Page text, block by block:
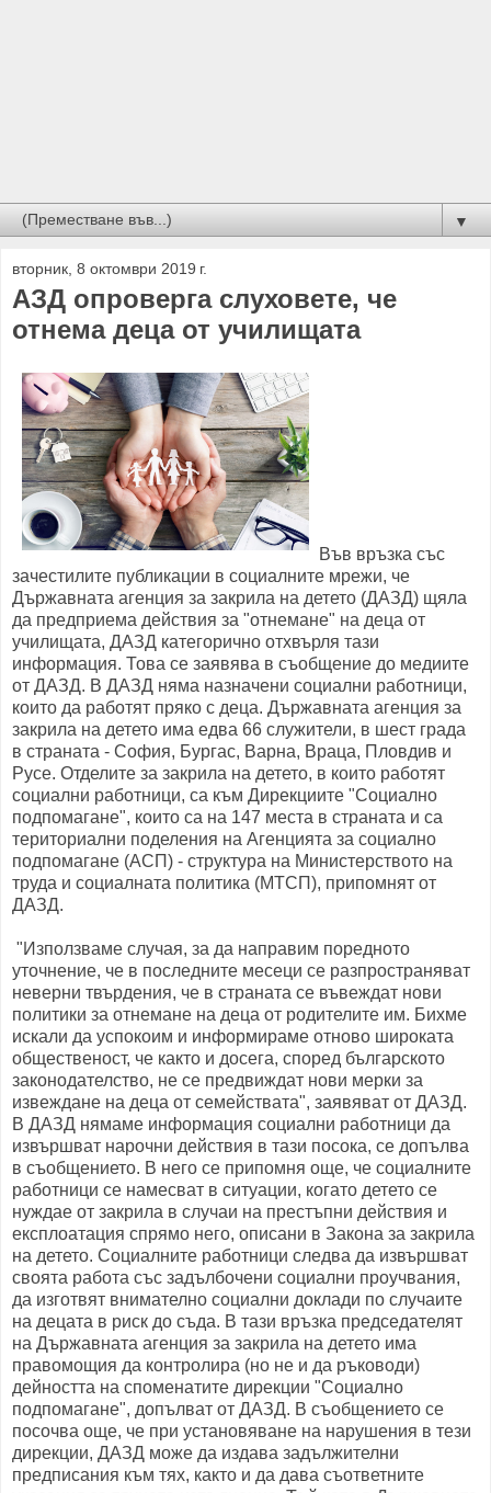
▼
вторник, 8 октомври 2019 г.
АЗД опроверга слуховете, че
отнема деца от училищата
Във връзка със
зачестилите публикации в социалните мрежи, че
Държавната агенция за закрила на детето (ДАЗД) щяла
да предприема действия за "отнемане" на деца от
училищата, ДАЗД категорично отхвърля тази
информация. Това се заявява в съобщение до медиите
от ДАЗД. В ДАЗД няма назначени социални работници,
които да работят пряко с деца. Държавната агенция за
закрила на детето има едва 66 служители, в шест града
в страната - София, Бургас, Варна, Враца, Пловдив и
Русе. Отделите за закрила на детето, в които работят
социални работници, са към Дирекциите "Социално
подпомагане", които са на 147 места в страната и са
териториални поделения на Агенцията за социално
подпомагане (АСП) - структура на Министерството на
труда и социалната политика (МТСП), припомнят от
ДАЗД.
"Използваме случая, за да направим поредното
уточнение, че в последните месеци се разпространяват
неверни твърдения, че в страната се въвеждат нови
политики за отнемане на деца от родителите им. Бихме
искали да успокоим и информираме отново широката
общественост, че както и досега, според българското
законодателство, не се предвиждат нови мерки за
извеждане на деца от семействата", заявяват от ДАЗД.
В ДАЗД нямаме информация социални работници да
извършват нарочни действия в тази посока, се допълва
в съобщението. В него се припомня още, че социалните
работници се намесват в ситуации, когато детето се
нуждае от закрила в случаи на престъпни действия и
експлоатация спрямо него, описани в Закона за закрила
на детето. Социалните работници следва да извършват
своята работа със задълбочени социални проучвания,
да изготвят внимателно социални доклади по случаите
на децата в риск до съда. В тази връзка председателят
на Държавната агенция за закрила на детето има
правомощия да контролира (но не и да ръководи)
дейността на споменатите дирекции "Социално
подпомагане", допълват от ДАЗД. В съобщението се
посочва още, че при установяване на нарушения в тези
дирекции, ДАЗД може да издава задължителни
предписания към тях, както и да дава съответните